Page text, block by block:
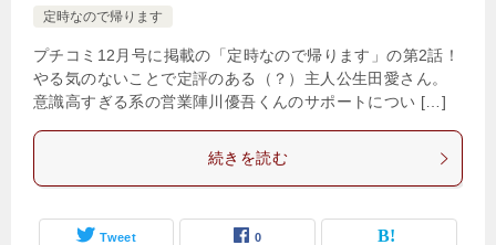
定時なので帰ります
プチコミ12月号に掲載の「定時なので帰ります」の第2話！
やる気のないことで定評のある（？）主人公生田愛さん。
意識高すぎる系の営業陣川優吾くんのサポートについ […]
続きを読む
Tweet 0